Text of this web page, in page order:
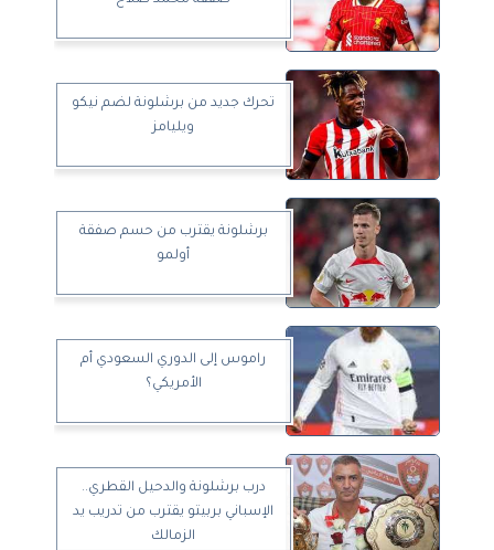
تحرك جديد من برشلونة لضم نيكو
ويليامز
برشلونة يقترب من حسم صفقة
أولمو
راموس إلى الدوري السعودي أم
الأمريكي؟
درب برشلونة والدحيل القطري..
الإسباني بربيتو يقترب من تدريب يد
الزمالك